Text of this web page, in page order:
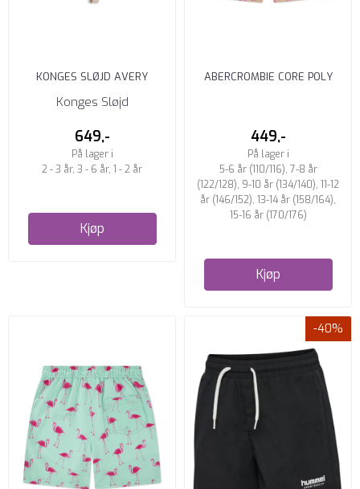
KONGES SLØJD AVERY
SVØMMEVEST MARMELATTA
Konges Sløjd
649,-
På lager i
2 - 3 år, 3 - 6 år, 1 - 2 år
Kjøp
ABERCROMBIE CORE POLY
449,-
På lager i
5-6 år (110/116), 7-8 år
(122/128), 9-10 år (134/140), 11-12
år (146/152), 13-14 år (158/164),
15-16 år (170/176)
Kjøp
-40%